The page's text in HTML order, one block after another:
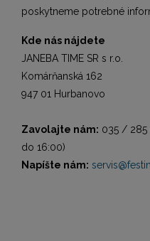
poskytneme potrebné
Kde nás nájdete
JANEBA TIME SR s r.o.
Komárňanská 162
947 01 Hurbanovo
Zavolajte nám: 035 / 285
do 16:00)
Napíšte nám: